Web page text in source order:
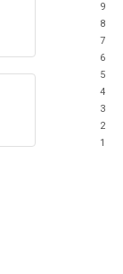
9
8
7
6
5
4
3
2
1